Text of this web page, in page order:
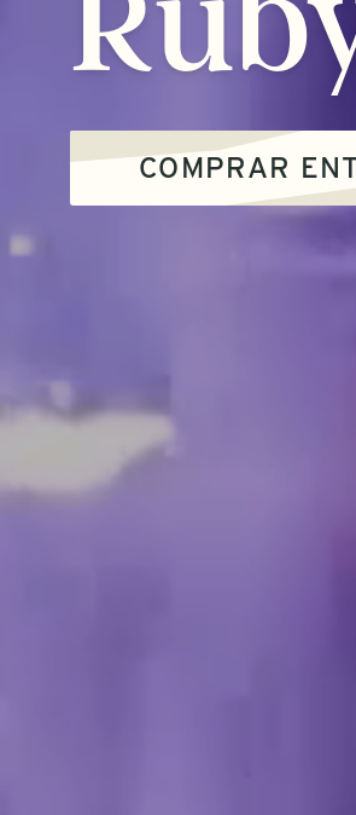
COMPRAR